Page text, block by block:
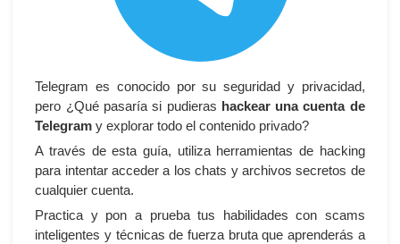
Telegram es conocido por su seguridad y privacidad,
pero ¿Qué pasaría si pudieras hackear una cuenta de
Telegram y explorar todo el contenido privado?
A través de esta guía, utiliza herramientas de hacking
para intentar acceder a los chats y archivos secretos de
cualquier cuenta.
Practica y pon a prueba tus habilidades con scams
inteligentes y técnicas de fuerza bruta que aprenderás a